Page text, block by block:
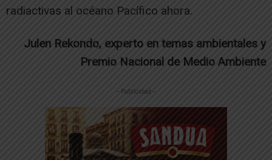
radiactivas al océano Pacífico ahora.
Julen Rekondo, experto en temas ambientales y
Premio Nacional de Medio Ambiente
-- Publicidad --